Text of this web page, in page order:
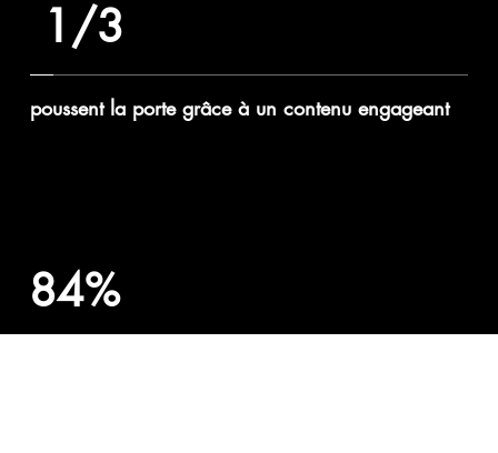
1/3
poussent la porte grâce à un contenu engageant
84%